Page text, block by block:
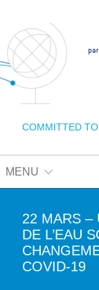
COMMITTED
MENU
A PROPOS DU
NOTRE MISSION
NOTRE
22 MARS –
DE L’EAU
COVID-19